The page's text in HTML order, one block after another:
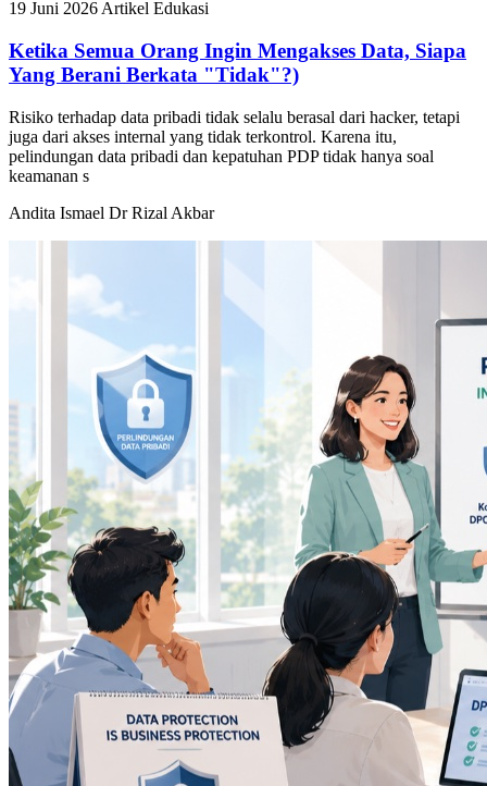
19 Juni 2026 Artikel Edukasi
Ketika Semua Orang Ingin Mengakses Data, Siapa
Yang Berani Berkata "Tidak"?)
Risiko terhadap data pribadi tidak selalu berasal dari hacker, tetapi
juga dari akses internal yang tidak terkontrol. Karena itu,
pelindungan data pribadi dan kepatuhan PDP tidak hanya soal
keamanan s
Andita Ismael Dr Rizal Akbar